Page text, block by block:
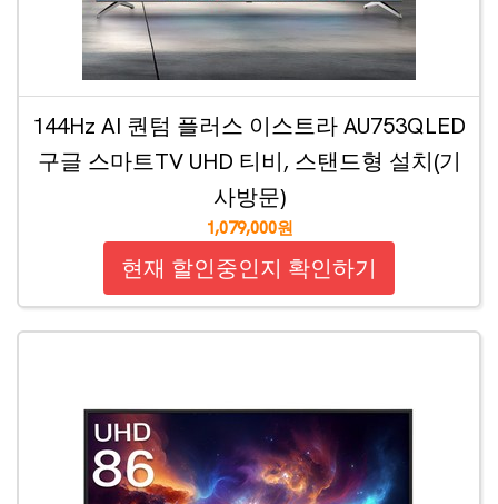
144Hz AI 퀀텀 플러스 이스트라 AU753QLED
구글 스마트TV UHD 티비, 스탠드형 설치(기
사방문)
1,079,000원
현재 할인중인지 확인하기